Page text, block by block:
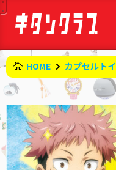
HOME カプセルトイ